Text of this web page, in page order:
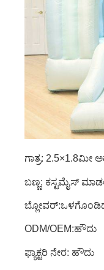
ಗಾತ್ರ: 2.5×1.8ಮೀ
ಬಣ್ಣ: ಕಸ್ಟಮೈಸ್
ODM/OEM:ಹೌದು
ಫ್ಯಾಕ್ಟರಿ ನೇರ: ಹೌದು